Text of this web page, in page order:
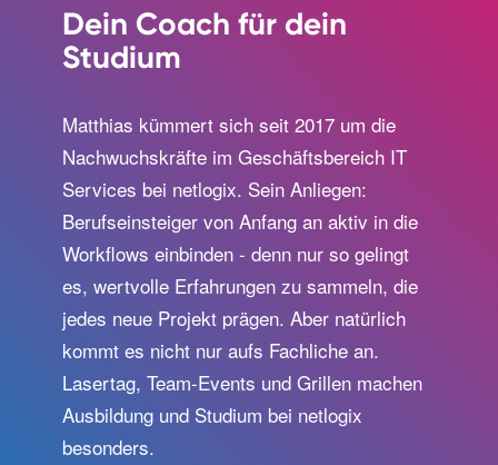
Dein Coach für dein
Studium
Matthias kümmert sich seit 2017 um die
Nachwuchskräfte im Geschäftsbereich IT
Services bei netlogix. Sein Anliegen:
Berufseinsteiger von Anfang an aktiv in die
Workflows einbinden - denn nur so gelingt
es, wertvolle Erfahrungen zu sammeln, die
jedes neue Projekt prägen. Aber natürlich
kommt es nicht nur aufs Fachliche an.
Lasertag, Team-Events und Grillen machen
Ausbildung und Studium bei netlogix
besonders.